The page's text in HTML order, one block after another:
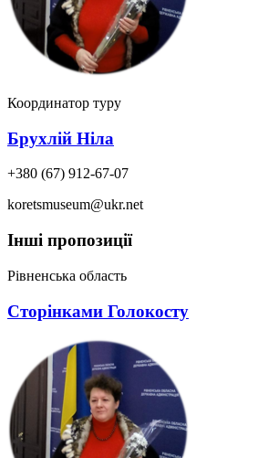
Координатор туру
Брухлій Ніла
+380 (67) 912-67-07
koretsmuseum@ukr.net
Інші пропозиції
Рівненська область
Сторінками Голокосту